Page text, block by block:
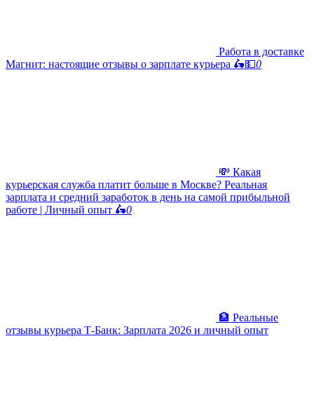
Работа в доставке
Магнит: настоящие отзывы о зарплате курьера 🛵💵0
💸 Какая
курьерская служба платит больше в Москве? Реальная
зарплата и средний заработок в день на самой прибыльной
работе | Личный опыт 🛵0
🏦 Реальные
отзывы курьера Т-Банк: Зарплата 2026 и личный опыт